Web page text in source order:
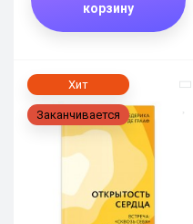
корзину
Хит
Заканчивается